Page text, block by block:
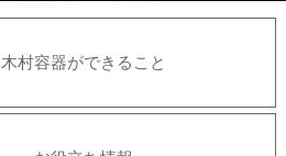
木村容器ができること